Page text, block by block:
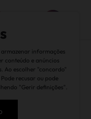
informações
conteúdo e anúncios
Ao escolher "concordo"
recusar ou pode
"Gerir definições".